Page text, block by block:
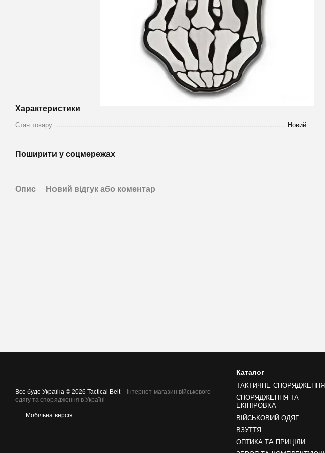
Характеристики
Стан товару Новий
Поширити у соцмережах
Опис Новий відгук або коментар
Все буде Україна © 2026 Tactical Belt – Інтернет-магазин військового
одягу та спорядження в Україні
Мобільна версія
Каталог
ТАКТИЧНЕ СПОРЯДЖЕННЯ
СПОРЯДЖЕННЯ ТА
ЕКІПІРОВКА
ВІЙСЬКОВИЙ ОДЯГ
ВЗУТТЯ
ОПТИКА ТА ПРИЦІЛИ